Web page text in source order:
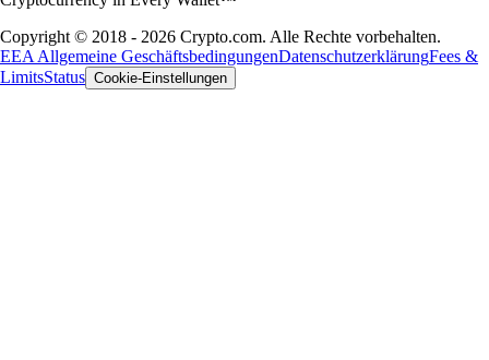
Copyright © 2018 - 2026 Crypto.com. Alle Rechte vorbehalten.
EEA Allgemeine GeschäftsbedingungenDatenschutzerklärungFees &
LimitsStatus Cookie-Einstellungen